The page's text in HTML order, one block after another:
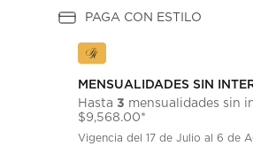
PAGA CON ESTILO
MENSUALIDADES SIN
Hasta3 mensualidades sin
$9,568.00*
Vigencia del 17 de Julio al 6 de